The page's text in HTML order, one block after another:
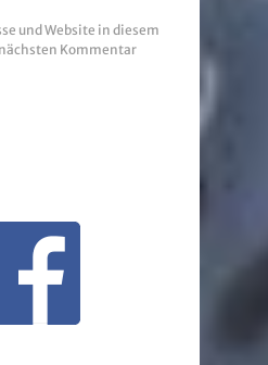
und Website in diesem
Kommentar